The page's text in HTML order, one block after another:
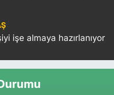
işe almaya hazırlanıyor